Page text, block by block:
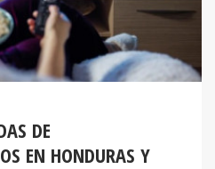
DE
EN HONDURAS Y
A CRÉDITO